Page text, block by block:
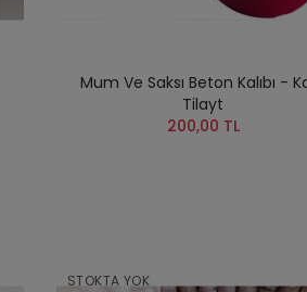
Mum Ve Saksı Beton Kalıbı -
Tilayt
200,00 TL
STOKTA YOK